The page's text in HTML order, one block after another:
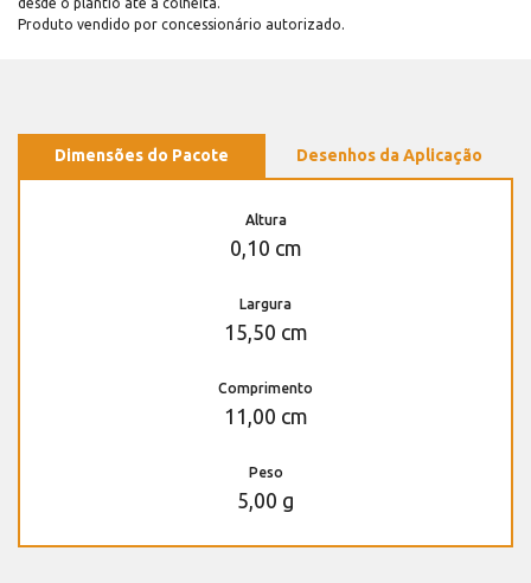
desde o plantio até a colheita.
Produto vendido por concessionário autorizado.
Dimensões do Pacote Desenhos da Aplicação
Altura
0,10 cm
Largura
15,50 cm
Comprimento
11,00 cm
Peso
5,00 g